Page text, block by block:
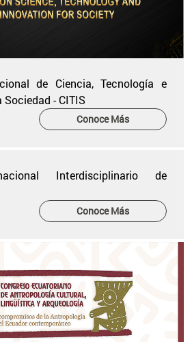
de Ciencia, Tecnología e
- CITIS
Conoce Más
Interdisciplinario de
Conoce Más